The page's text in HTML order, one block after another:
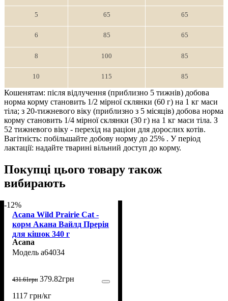
5 65 65
6 85 65
8 100 85
10 115 85
Кошенятам: після відлучення (приблизно 5 тижнів) добова
норма корму становить 1/2 мірної склянки (60 г) на 1 кг маси
тіла; з 20-тижневого віку (приблизно з 5 місяців) добова норма
корму становить 1/4 мірної склянки (30 г) на 1 кг маси тіла. З
52 тижневого віку - перехід на раціон для дорослих котів.
Вагітність: побільшайте добову норму до 25% . У період
лактації: надайте тварині вільний доступ до корму.
Покупці цього товару також
вибирають
-12%
Acana Wild Prairie Cat -
корм Акана Вайлд Прерія
для кішок 340 г
Acana
a64034
431.61грн 379.82грн
1117 грн/кг